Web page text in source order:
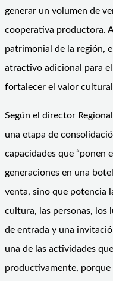
generar un volumen de
cooperativa productora.
patrimonial de la región,
atractivo adicional para
fortalecer el valor
Según el director
una etapa de
capacidades que “ponen
generaciones en una
venta, sino que potencia
cultura, las personas, los
de entrada y una
una de las actividades
productivamente,